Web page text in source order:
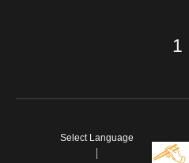
1
Select Language